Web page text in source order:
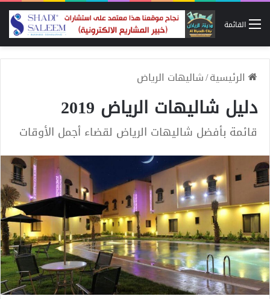
القائمة
الرئيسية/شاليهات الرياض
دليل شاليهات الرياض 2019
قائمة بأفضل شاليهات الرياض لقضاء أجمل الأوقات